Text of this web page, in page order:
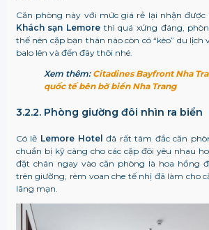
Căn phòng này với mức giá rẻ lại nhận được
Khách sạn Lemore thì quá xứng đáng,
thế nên cặp bạn thân nào còn có “kèo” du
balo lên và đến đây thôi nhé.
Xem thêm: Citadines Bayfront Nha
quốc tế bên bờ biển Nha Trang
3.2.2. Phòng giường đôi nhìn ra biển
Có lẽ Lemore Hotel đã rất tâm đắc căn
chuẩn bị kỹ càng cho các cặp đôi yêu nhau
đặt chân ngay vào căn phòng là hoa hồng
trên giường, rèm voan che tế nhị đã làm cho
lãng mạn.